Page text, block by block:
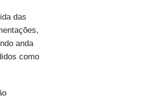
das
anda
como